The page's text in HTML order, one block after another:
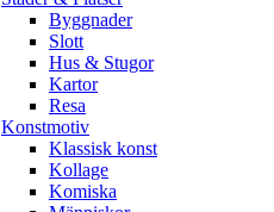
Byggnader
Slott
Hus & Stugor
Kartor
Resa
Konstmotiv
Klassisk konst
Kollage
Komiska